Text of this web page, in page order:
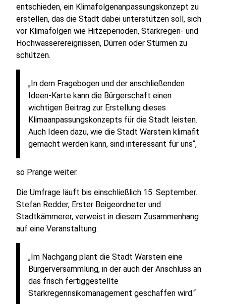
entschieden, ein Klimafolgenanpassungskonzept zu
erstellen, das die Stadt dabei unterstützen soll, sich
vor Klimafolgen wie Hitzeperioden, Starkregen- und
Hochwasserereignissen, Dürren oder Stürmen zu
schützen.
„In dem Fragebogen und der anschließenden
Ideen-Karte kann die Bürgerschaft einen
wichtigen Beitrag zur Erstellung dieses
Klimaanpassungskonzepts für die Stadt leisten.
Auch Ideen dazu, wie die Stadt Warstein klimafit
gemacht werden kann, sind interessant für uns“,
so Prange weiter.
Die Umfrage läuft bis einschließlich 15. September.
Stefan Redder, Erster Beigeordneter und
Stadtkämmerer, verweist in diesem Zusammenhang
auf eine Veranstaltung:
„Im Nachgang plant die Stadt Warstein eine
Bürgerversammlung, in der auch der Anschluss an
das frisch fertiggestellte
Starkregenrisikomanagement geschaffen wird.“